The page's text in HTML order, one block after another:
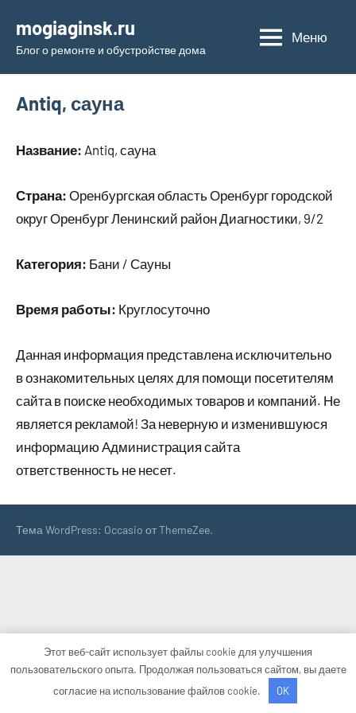
содержимому
mogiaginsk.ru
Блог о ремонте и обустройстве дома
Меню
Antiq, сауна
Название: Antiq, сауна
Страна: Оренбургская область Оренбург городской
округ Оренбург Ленинский район Диагностики, 9/2
Категория: Бани / Сауны
Время работы: Круглосуточно
Данная информация представлена исключительно
в ознакомительных целях для помощи посетителям
сайта в поиске необходимых товаров и компаний. Не
является рекламой! За неверную и изменившуюся
информацию Администрация сайта
ответственность не несет.
Тема WordPress: Occasio от ThemeZee.
Этот веб-сайт использует файлы cookie для улучшения
пользовательского опыта. Продолжая пользоваться сайтом, вы даете
согласие на использование файлов cookie.
OK